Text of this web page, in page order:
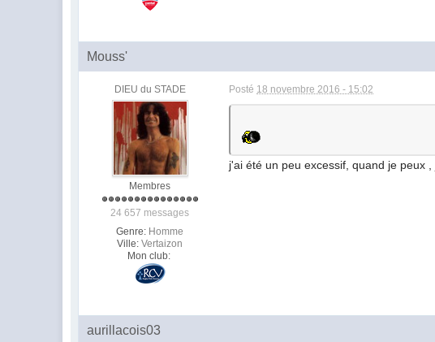
Mouss'
DIEU du STADE
Membres
24 657 messages
Genre: Homme
Ville: Vertaizon
Mon club:
Posté 18 novembre 2016 - 15:02
j'ai été un peu excessif, quand je peux
aurillacois03